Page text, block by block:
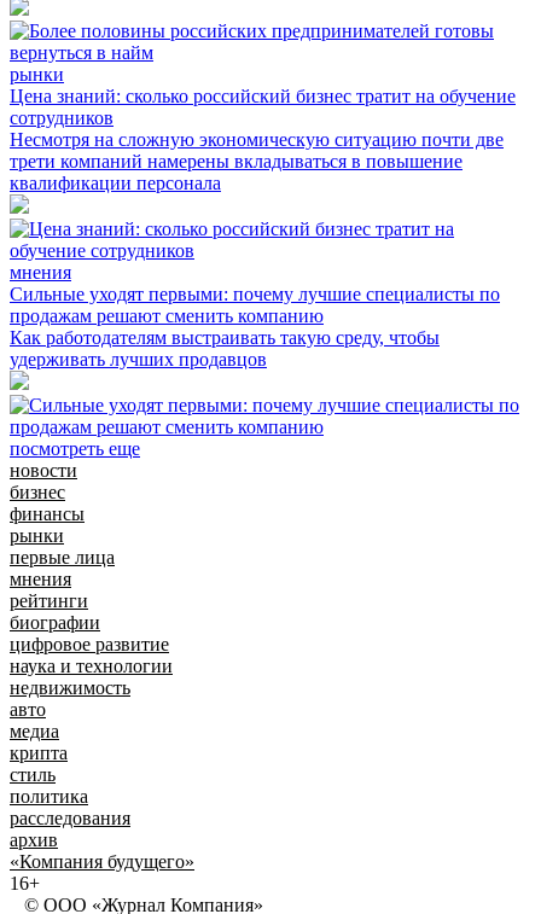
рынки
Цена знаний: сколько российский бизнес тратит на обучение
сотрудников
Несмотря на сложную экономическую ситуацию почти две
трети компаний намерены вкладываться в повышение
квалификации персонала
мнения
Сильные уходят первыми: почему лучшие специалисты по
продажам решают сменить компанию
Как работодателям выстраивать такую среду, чтобы
удерживать лучших продавцов
посмотреть еще
новости
бизнес
финансы
рынки
первые лица
мнения
рейтинги
биографии
цифровое развитие
наука и технологии
недвижимость
авто
медиа
крипта
стиль
политика
расследования
архив
«Компания будущего»
16+
© ООО «Журнал Компания»